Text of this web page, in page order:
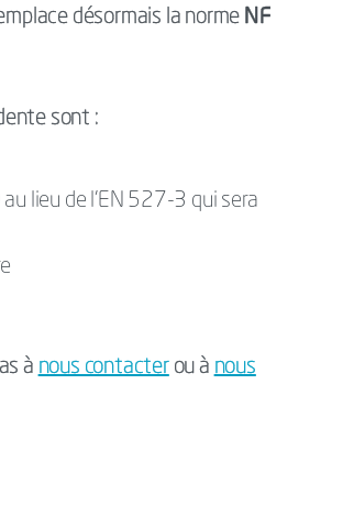
désormais la norme NF
sont :
lieu de l’EN 527-3 qui sera
à nous contacterou à nous